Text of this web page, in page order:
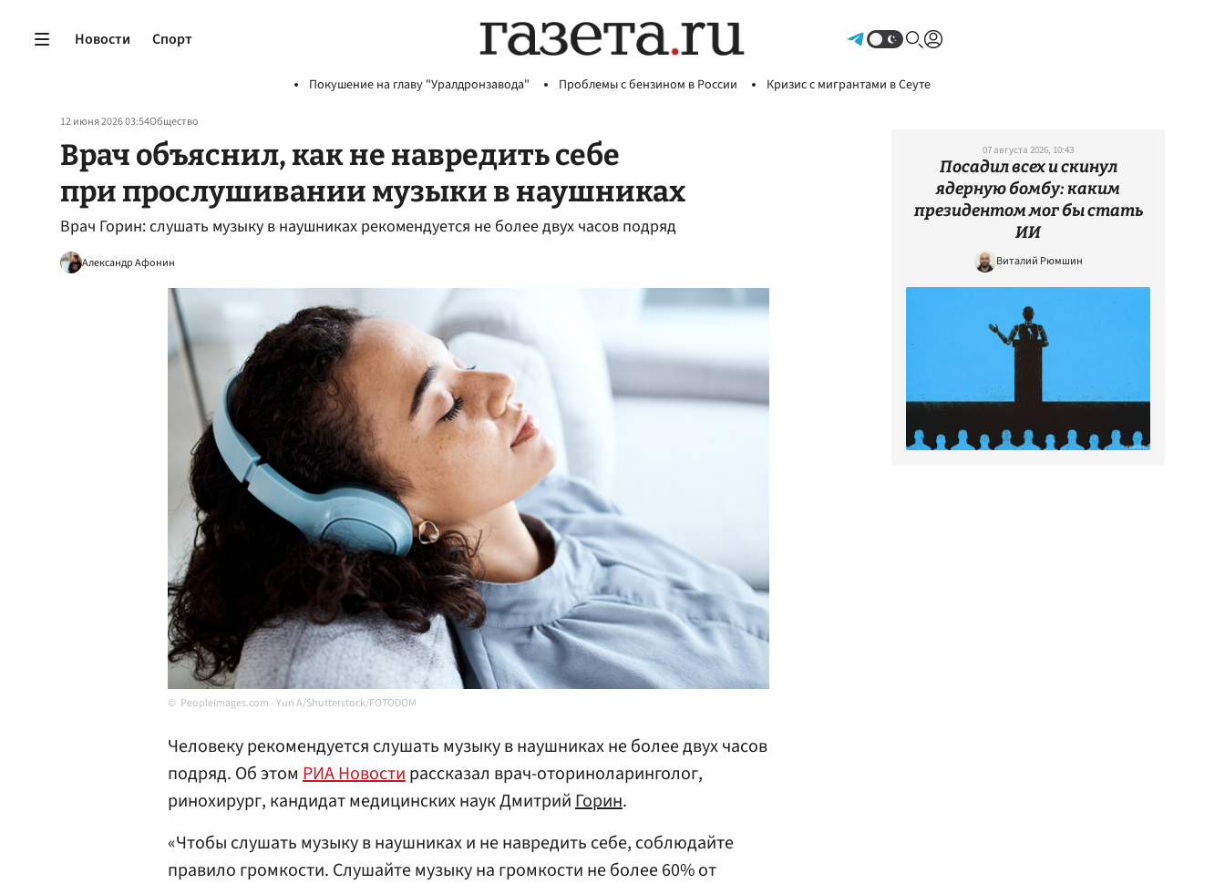
Новости Спорт
Покушение на главу "Уралдронзавода" Проблемы с бензином в России Кризис с мигрантами в Сеуте
12 июня 2026 03:54Общество
Врач объяснил, как не навредить себе
при прослушивании музыки в наушниках
Врач Горин: слушать музыку в наушниках рекомендуется не более двух часов подряд
Александр Афонин
PeopleImages.com - Yuri A/Shutterstock/FOTODOM
Человеку рекомендуется слушать музыку в наушниках не более двух часов
подряд. Об этом РИА Новостирассказал врач-оториноларинголог,
ринохирург, кандидат медицинских наук ДмитрийГорин.
«Чтобы слушать музыку в наушниках и не навредить себе, соблюдайте
правило громкости. Слушайте музыку на громкости не более 60% от
07 августа 2026, 10:43
Посадил всех и скинул
ядерную бомбу: каким
президентом мог бы стать
ИИ
Виталий Рюмшин